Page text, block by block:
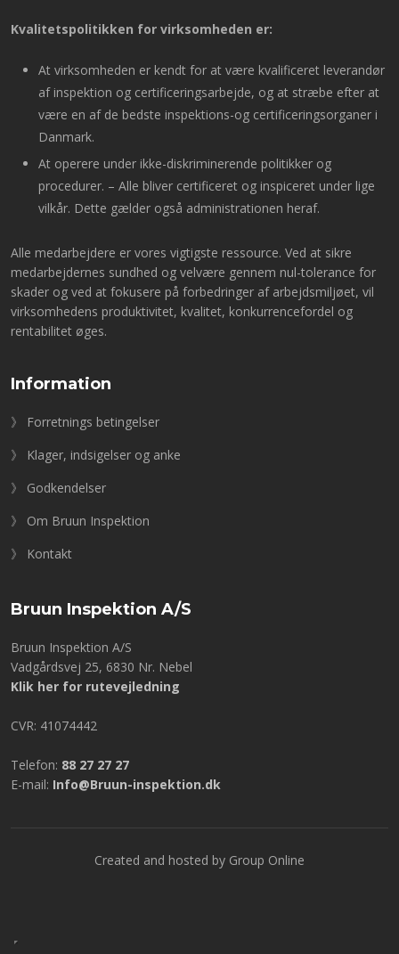
Kvalitetspolitikken for virksomheden er:
At virksomheden er kendt for at være kvalificeret leverandør
af inspektion og certificeringsarbejde, og at stræbe efter at
være en af de bedste inspektions-og certificeringsorganer i
Danmark.
At operere under ikke-diskriminerende politikker og
procedurer. – Alle bliver certificeret og inspiceret under lige
vilkår. Dette gælder også administrationen heraf.
Alle medarbejdere er vores vigtigste ressource. Ved at sikre
medarbejdernes sundhed og velvære gennem nul-tolerance for
skader og ved at fokusere på forbedringer af arbejdsmiljøet, vil
virksomhedens produktivitet, kvalitet, konkurrencefordel og
rentabilitet øges.
Information
》 Forretnings betingelser
》 Klager, indsigelser og anke
》 Godkendelser
》 Om Bruun Inspektion
》 Kontakt
Bruun Inspektion A/S
Bruun Inspektion A/S
​​Vadgårdsvej 25, 6830 Nr. Nebel
Klik her for rutevejledning
CVR: 41074442
Telefon: 88 27 27 27
E-mail: Info@Bruun-inspektion.dk
Created and hosted by Group Online